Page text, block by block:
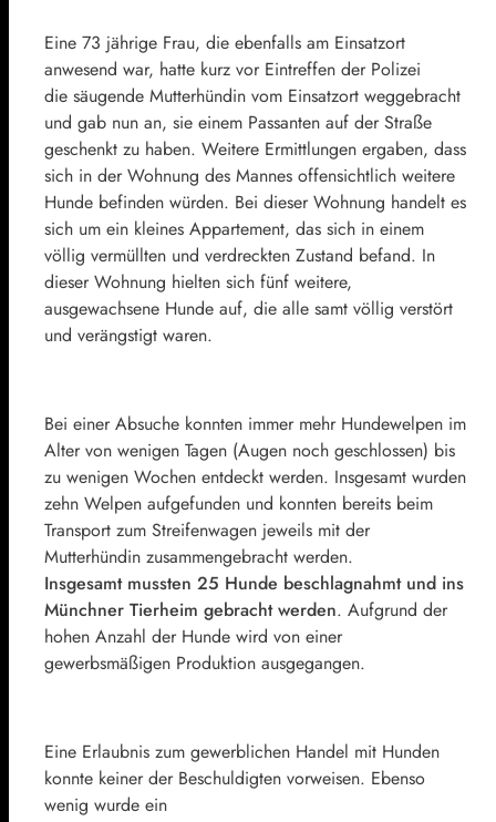
Eine 73 jährige Frau, die ebenfalls am Einsatzort
anwesend war, hatte kurz vor Eintreffen der Polizei
die säugende Mutterhündin vom Einsatzort weggebracht
und gab nun an, sie einem Passanten auf der Straße
geschenkt zu haben. Weitere Ermittlungen ergaben, dass
sich in der Wohnung des Mannes offensichtlich weitere
Hunde befinden würden. Bei dieser Wohnung handelt es
sich um ein kleines Appartement, das sich in einem
völlig vermüllten und verdreckten Zustand befand. In
dieser Wohnung hielten sich fünf weitere,
ausgewachsene Hunde auf, die alle samt völlig verstört
und verängstigt waren.
Bei einer Absuche konnten immer mehr Hundewelpen im
Alter von wenigen Tagen (Augen noch geschlossen) bis
zu wenigen Wochen entdeckt werden. Insgesamt wurden
zehn Welpen aufgefunden und konnten bereits beim
Transport zum Streifenwagen jeweils mit der
Mutterhündin zusammengebracht werden.
Insgesamt mussten 25 Hunde beschlagnahmt und ins
Münchner Tierheim gebracht werden. Aufgrund der
hohen Anzahl der Hunde wird von einer
gewerbsmäßigen Produktion ausgegangen.
Eine Erlaubnis zum gewerblichen Handel mit Hunden
konnte keiner der Beschuldigten vorweisen. Ebenso
wenig wurde ein